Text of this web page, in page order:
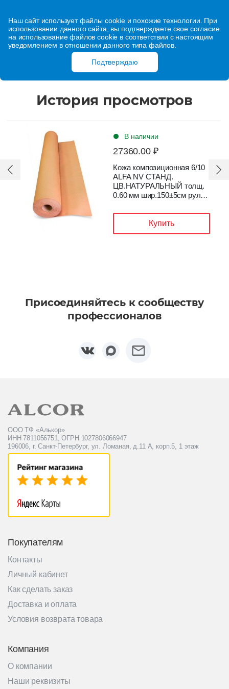
Наш сайт использует файлы cookie и похожие технологии. При
использовании данного сайта, вы подтверждаете свое согласие
на использование файлов cookie в соответствии с настоящим
уведомлением в отношении данного типа файлов.
Подтверждаю
История просмотров
В наличии
27360.00 ₽
Кожа композиционная 6/10
ALFA NV СТАНД.
ЦВ.НАТУРАЛЬНЫЙ толщ.
0.60 мм шир.150±5см рулон
Купить
Присоединяйтесь к сообществу
профессионалов
ООО ТФ «Алькор»
ИНН 7811056751, ОГРН 1027806066947
196006, г. Санкт-Петербург, ул. Ломаная, д.11 А, корп.5, 1 этаж
Покупателям
Контакты
Личный кабинет
Как сделать заказ
Доставка и оплата
Условия возврата товара
Компания
О компании
Наши реквизиты